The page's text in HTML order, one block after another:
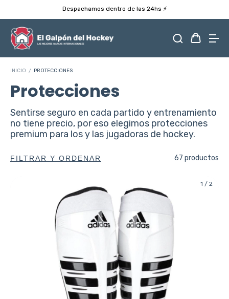
Despachamos dentro de las 24hs ⚡️
INICIO / PROTECCIONES
Protecciones
Sentirse seguro en cada partido y entrenamiento
no tiene precio, por eso elegimos protecciones
premium para los y las jugadoras de hockey.
FILTRAR Y ORDENAR 67 productos
1 / 2